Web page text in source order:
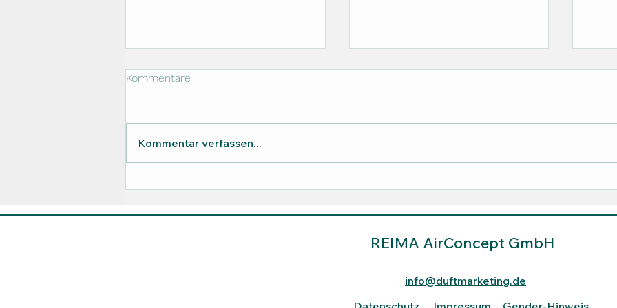
Summer Feeling
Kommentare
Kommentar verfassen...
REIMA AirConcept GmbH
info@duftmarketing.de